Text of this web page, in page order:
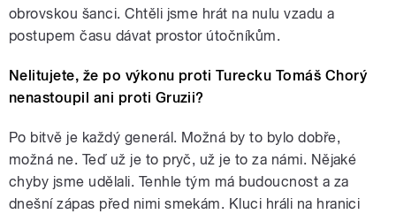
obrovskou šanci. Chtěli jsme hrát na nulu vzadu a
postupem času dávat prostor útočníkům.
Nelitujete, že po výkonu proti Turecku Tomáš Chorý
nenastoupil ani proti Gruzii?
Po bitvě je každý generál. Možná by to bylo dobře,
možná ne. Teď už je to pryč, už je to za námi. Nějaké
chyby jsme udělali. Tenhle tým má budoucnost a za
dnešní zápas před nimi smekám. Kluci hráli na hranici